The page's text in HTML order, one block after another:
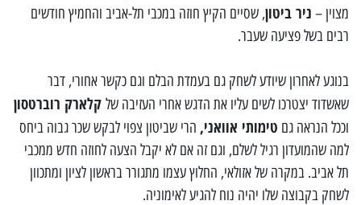
מצוין – ניר ביטון, שסיים הקיץ חוזה במכבי תל-אביב והחמיץ חודשים
רבים בשל פציעה שעבר.
בנוגע לאחרון שיודע לשחק גם בעמדת הבלם וגם כקשר אחורי, דבר
שאשדוד יצטרכו לשים עליו את הדגש אחרי העזיבה של קלארק רוברטסון
וככל הנראה גם טימותי אוואני, הרי שביטון צפוי לבקש שכר גבוה ביחס
למה שהמועדון רגיל לשלם, וגם זה אם לא יקבל הצעה לחוזה חדש ממכבי
תל אביב. במקרה של אזולאי, החלוץ עצמו מתגורר בראשון לציון ומתכוון
לשחק בקבוצה שלו יהיה נוח להגיע לאימוניה.